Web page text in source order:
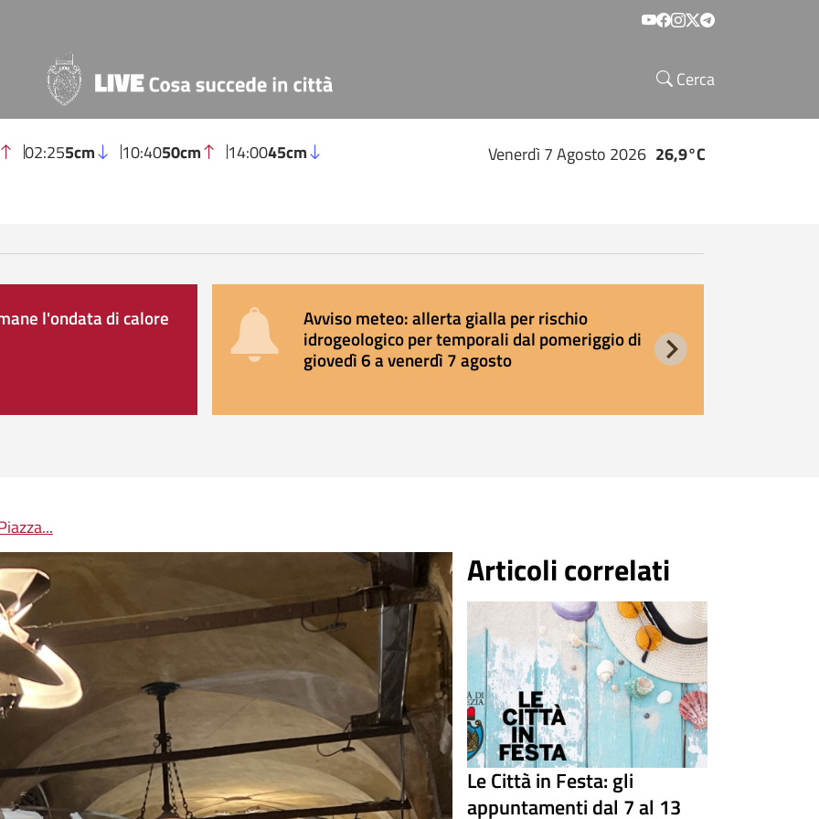
Social menu
Cerca
02:255cm 10:4050cm 14:0045cm Venerdì 7 Agosto 2026 26,9°C
l'ondata di calore Avviso meteo: allerta gialla per rischio
idrogeologico per temporali dal pomeriggio di
giovedì 6 a venerdì 7 agosto
Articoli correlati
Le Città in Festa: gli
appuntamenti dal 7 al 13